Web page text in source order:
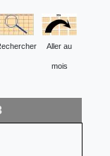
Aller au
mois